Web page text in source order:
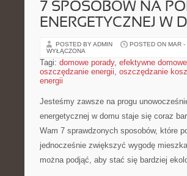
7 SPOSOBÓW NA
ENERGETYCZNEJ W
POSTED BY ADMIN POSTED ON MAR -
WYŁĄCZONA
Tagi: domowe porady, efektywne
oszczędzanie energii, oszczędzanie
energii
Jesteśmy zawsze na progu
⁣energetycznej w domu staje się‍ coraz
Wam‍ 7 sprawdzonych sposobów, które
jednocześnie zwiększyć wygodę
można podjąć, aby stać się bardziej